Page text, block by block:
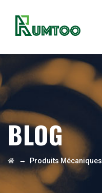
BLOG
→ Produits